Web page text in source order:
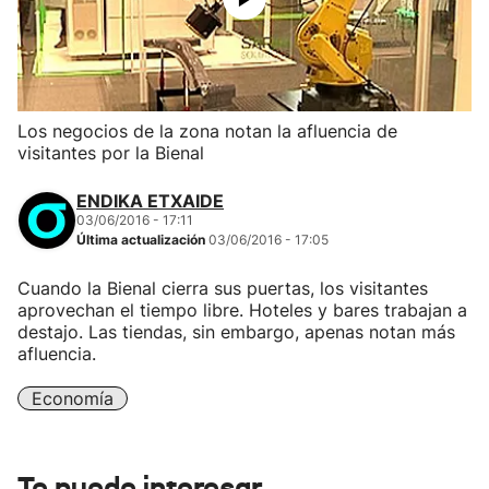
Los negocios de la zona notan la afluencia de
visitantes por la Bienal
ENDIKA ETXAIDE
03/06/2016 - 17:11
Última actualización 03/06/2016 - 17:05
Cuando la Bienal cierra sus puertas, los visitantes
aprovechan el tiempo libre. Hoteles y bares trabajan a
destajo. Las tiendas, sin embargo, apenas notan más
afluencia.
Economía